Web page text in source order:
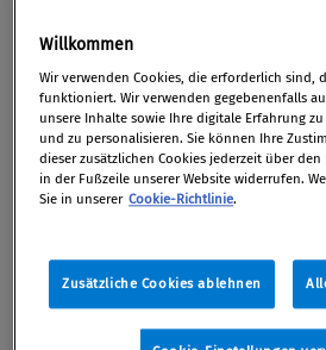
Die OMV-Tochter OMV Petrom
Marketing SRL (eine 100-
Tochtergesellschaft von OMV
gestern, Dienstag, von der
kartellrechtlichen
Rücknahme des
(mit Bleiersatzstoffen
Willkommen
Wir verwenden Cookies, die erforderlich sind,
funktioniert. Wir verwenden gegebenenfalls
unsere Inhalte sowie Ihre digitale Erfahrung
und zu personalisieren. Sie können Ihre
dieser zusätzlichen Cookies jederzeit über den
in der Fußzeile unserer Website widerrufen.
Sie in unserer Cookie-Richtlinie.
Zusätzliche Cookies ablehnen